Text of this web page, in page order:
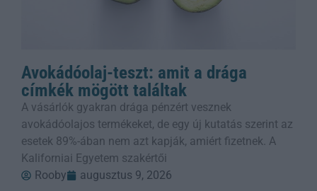
Avokádóolaj-teszt: amit a drága
címkék mögött találtak
A vásárlók gyakran drága pénzért vesznek
avokádóolajos termékeket, de egy új kutatás szerint az
esetek 89%-ában nem azt kapják, amiért fizetnek. A
Kaliforniai Egyetem szakértői
Rooby
augusztus 9, 2026